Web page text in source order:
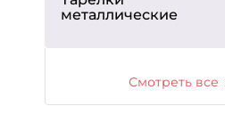
металлические
Смотреть все